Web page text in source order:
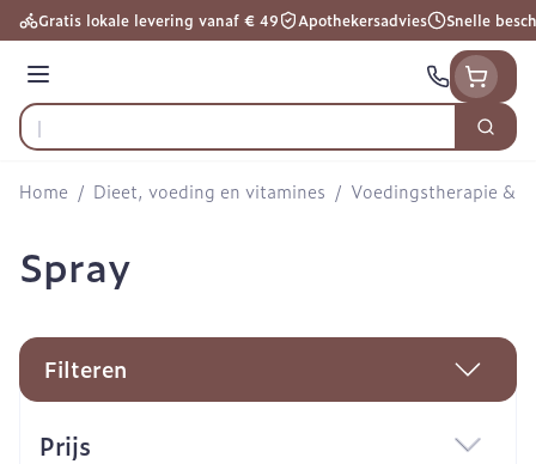
Ga naar de inhoud
Gratis lokale levering vanaf € 49 Apothekersadvies Snelle
Menu
Product, merk, categorie...
Zoek
Home / Dieet, voeding en vitamines / Voedingstherapie &
Spray
Filteren
Prijs